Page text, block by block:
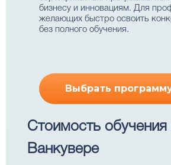
бизнесу и инновациям. Для
желающих быстро освоить
без полного обучения.
Выбрать
Стоимость
Ванкувере